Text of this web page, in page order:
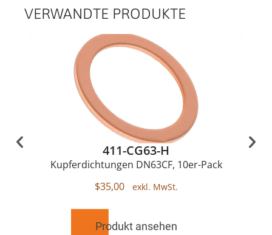
VERWANDTE PRODUKTE
411-CG63-H
Kupferdichtungen DN63CF, 10er-Pack
$35,00
Produkt ansehen